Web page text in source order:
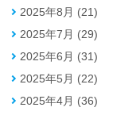
2025年8月 (21)
2025年7月 (29)
2025年6月 (31)
2025年5月 (22)
2025年4月 (36)